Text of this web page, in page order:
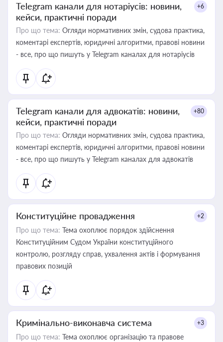
Telegram канали для нотаріусів: новини,
кейси, практичні поради
+6
Про що тема: Огляди нормативних змін, судова практика,
коментарі експертів, юридичні алгоритми, правові новини
- все, про що пишуть у Telegram каналах для нотаріусів
Telegram канали для адвокатів: новини,
кейси, практичні поради
+80
Про що тема: Огляди нормативних змін, судова практика,
коментарі експертів, юридичні алгоритми, правові новини
- все, про що пишуть у Telegram каналах для адвокатів
Конституційне провадження +2
Про що тема: Тема охоплює порядок здійснення
Конституційним Судом України конституційного
контролю, розгляду справ, ухвалення актів і формування
правових позицій
Кримінально-виконавча система +3
Про що тема: Тема охоплює організацію та правове